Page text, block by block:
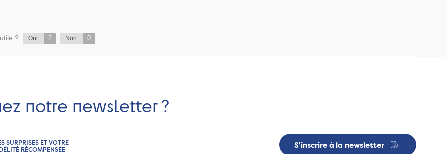
? Oui 2 Non 0
notre newsletter ?
S'inscrire à la newsletter
SURPRISES ET VOTRE
RÉCOMPENSÉE